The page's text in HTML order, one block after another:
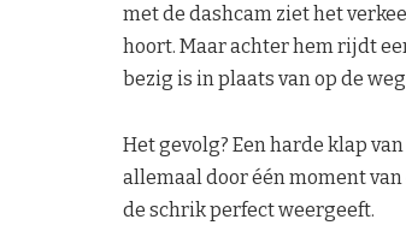
met de dashcam ziet het
hoort. Maar achter hem rijdt
bezig is in plaats van op de
Het gevolg? Een harde klap
allemaal door één moment
de schrik perfect weergeeft.